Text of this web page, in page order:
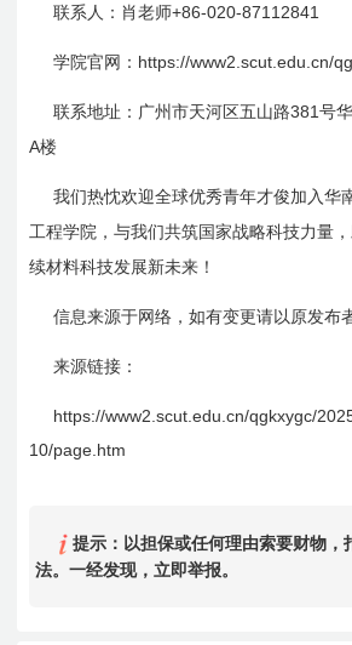
联系人：肖老师+86-020-87112841
学院官网： https://www2.scut.edu.cn/
联系地址：广州市天河区五山路381号
A楼
我们热忱欢迎全球优秀青年才俊加入华
工程学院，与我们共筑国家战略科技力量
续材料科技发展新未来！
信息来源于网络，如有变更请以原发布
来源链接：
https://www2.scut.edu.cn/qgkxygc/
10/page.htm
提示：以担保或任何理由索要财物，
法。一经发现，立即举报。